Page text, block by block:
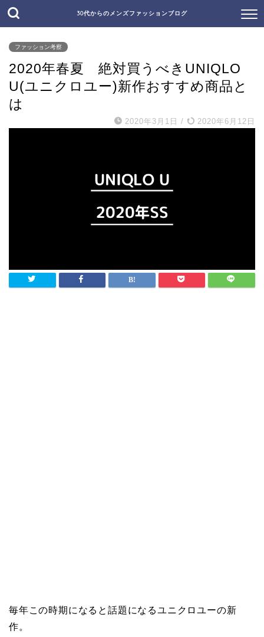
30代からのメンズファッションブログ
ファッション考察
2020年春夏 絶対買うべきUNIQLO
U(ユニクロユー)新作おすすめ商品と
は
2020年3月1日 / 2020年6月12日
毎年この時期になると話題になるユニクロユーの新
作。